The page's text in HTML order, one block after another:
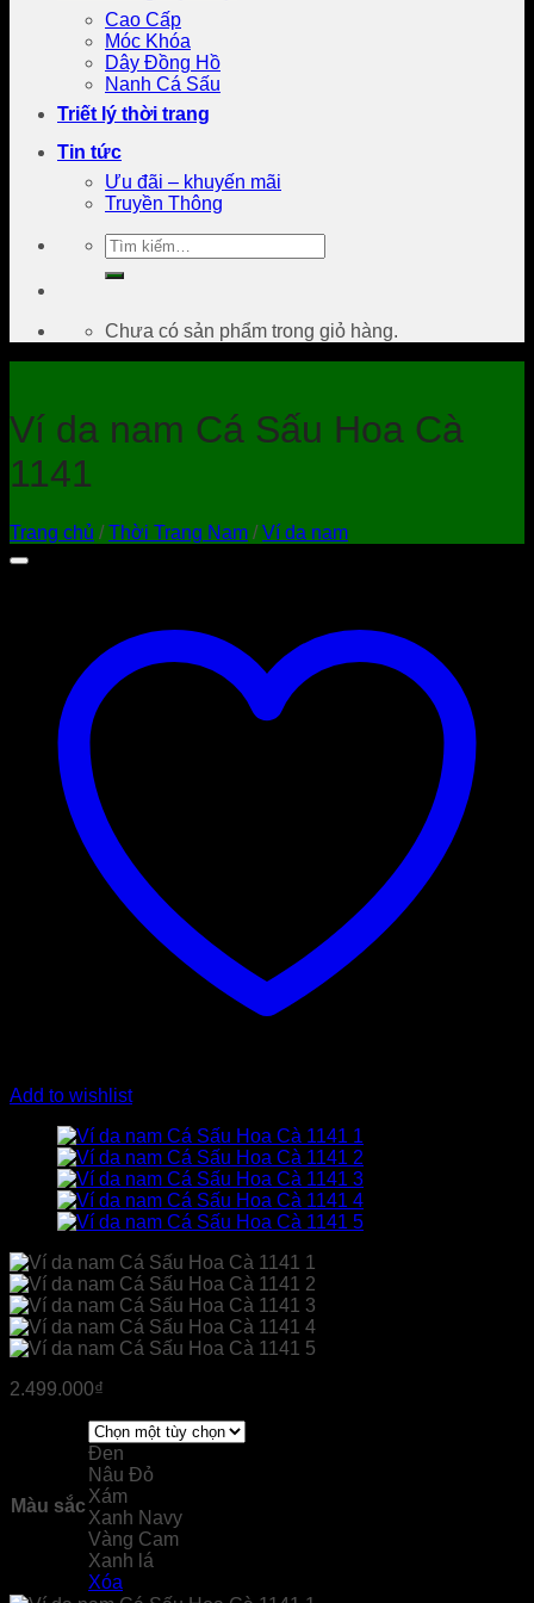
Cao Cấp
Móc Khóa
Dây Đồng Hồ
Nanh Cá Sấu
Triết lý thời trang
Tin tức
Ưu đãi – khuyến mãi
Truyền Thông
Tìm
kiếm:
Chưa có sản phẩm trong giỏ hàng.
Ví da nam Cá Sấu Hoa Cà
1141
Trang chủ / Thời Trang Nam / Ví da nam
Add to wishlist
2.499.000₫
Màu sắc
Đen
Nâu Đỏ
Xám
Xanh Navy
Vàng Cam
Xanh lá
Xóa